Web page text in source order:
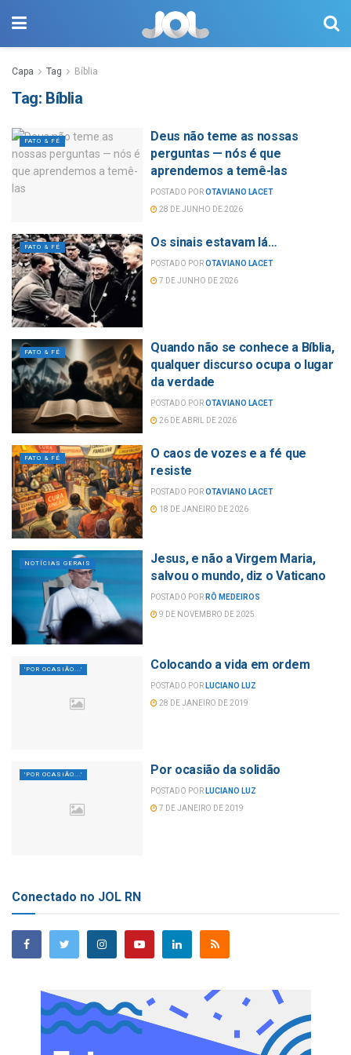
Capa Tag Bíblia
Tag: Bíblia
FATO & FÉ
Deus não teme as nossas
perguntas — nós é que
aprendemos a temê-las
POSTADO POROTAVIANO LACET
28 DE JUNHO DE 2026
FATO & FÉ Os sinais estavam lá…
POSTADO POROTAVIANO LACET
7 DE JUNHO DE 2026
FATO & FÉ
Quando não se conhece a Bíblia,
qualquer discurso ocupa o lugar
da verdade
POSTADO POROTAVIANO LACET
26 DE ABRIL DE 2026
FATO & FÉ
O caos de vozes e a fé que
resiste
POSTADO POROTAVIANO LACET
18 DE JANEIRO DE 2026
NOTÍCIAS GERAIS
Jesus, e não a Virgem Maria,
salvou o mundo, diz o Vaticano
POSTADO POR RÔ MEDEIROS
9 DE NOVEMBRO DE 2025
'POR OCASIÃO...' Colocando a vida em ordem
POSTADO POR LUCIANO LUZ
28 DE JANEIRO DE 2019
'POR OCASIÃO...' Por ocasião da solidão
POSTADO POR LUCIANO LUZ
7 DE JANEIRO DE 2019
Conectado no JOL RN